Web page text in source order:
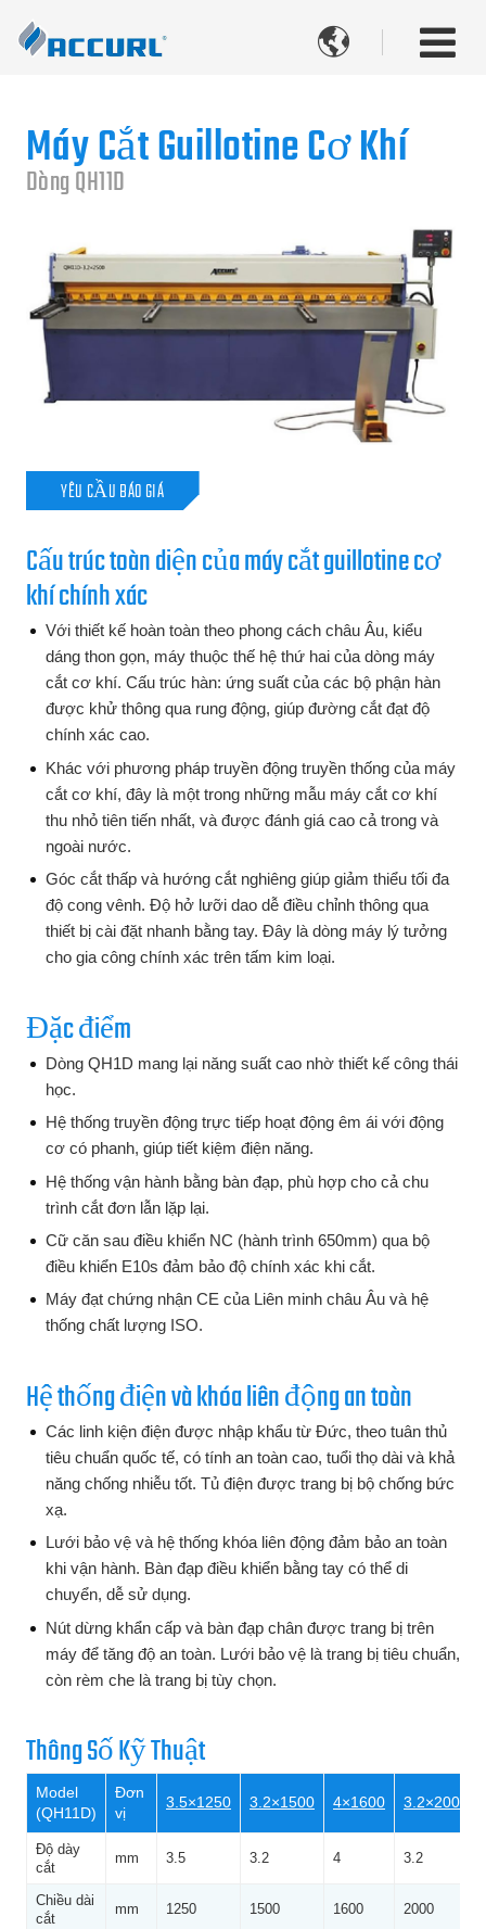

Máy Cắt Guillotine Cơ Khí
Dòng QH11D
YÊU CẦU BÁO GIÁ
Cấu trúc toàn diện của máy cắt guillotine cơ
khí chính xác
Với thiết kế hoàn toàn theo phong cách châu Âu, kiểu
dáng thon gọn, máy thuộc thế hệ thứ hai của dòng máy
cắt cơ khí. Cấu trúc hàn: ứng suất của các bộ phận hàn
được khử thông qua rung động, giúp đường cắt đạt độ
chính xác cao.
Khác với phương pháp truyền động truyền thống của máy
cắt cơ khí, đây là một trong những mẫu máy cắt cơ khí
thu nhỏ tiên tiến nhất, và được đánh giá cao cả trong và
ngoài nước.
Góc cắt thấp và hướng cắt nghiêng giúp giảm thiểu tối đa
độ cong vênh. Độ hở lưỡi dao dễ điều chỉnh thông qua
thiết bị cài đặt nhanh bằng tay. Đây là dòng máy lý tưởng
cho gia công chính xác trên tấm kim loại.
Đặc điểm
Dòng QH1D mang lại năng suất cao nhờ thiết kế công thái
học.
Hệ thống truyền động trực tiếp hoạt động êm ái với động
cơ có phanh, giúp tiết kiệm điện năng.
Hệ thống vận hành bằng bàn đạp, phù hợp cho cả chu
trình cắt đơn lẫn lặp lại.
Cữ căn sau điều khiển NC (hành trình 650mm) qua bộ
điều khiển E10s đảm bảo độ chính xác khi cắt.
Máy đạt chứng nhận CE của Liên minh châu Âu và hệ
thống chất lượng ISO.
Hệ thống điện và khóa liên động an toàn
Các linh kiện điện được nhập khẩu từ Đức, theo tuân thủ
tiêu chuẩn quốc tế, có tính an toàn cao, tuổi thọ dài và khả
năng chống nhiễu tốt. Tủ điện được trang bị bộ chống bức
xạ.
Lưới bảo vệ và hệ thống khóa liên động đảm bảo an toàn
khi vận hành. Bàn đạp điều khiển bằng tay có thể di
chuyển, dễ sử dụng.
Nút dừng khẩn cấp và bàn đạp chân được trang bị trên
máy để tăng độ an toàn. Lưới bảo vệ là trang bị tiêu chuẩn,
còn rèm che là trang bị tùy chọn.
Thông Số Kỹ Thuật
Model
(QH11D)
Đơn
vị
3.5×1250 3.2×1500 4×1600 3.2×2000
Độ dày
cắt
mm 3.5 3.2 4 3.2
Chiều dài
cắt
mm 1250 1500 1600 2000